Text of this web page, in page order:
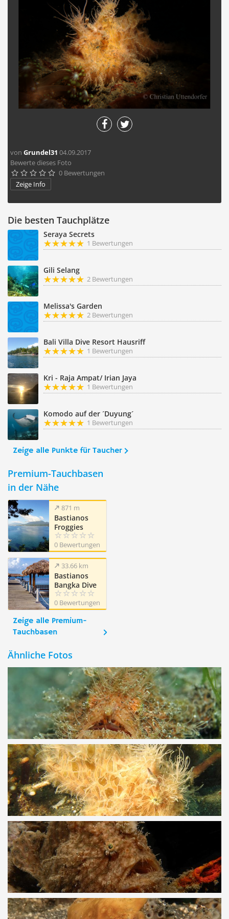
von Grundel31 04.09.2017
Bewerte dieses Foto
     0 Bewertungen
Zeige Info
Die besten Tauchplätze
Seraya Secrets
1 Bewertungen
Gili Selang
2 Bewertungen
Melissa's Garden
2 Bewertungen
Bali Villa Dive Resort Hausriff
1 Bewertungen
Kri - Raja Ampat/ Irian Jaya
1 Bewertungen
Komodo auf der ´Duyung´
1 Bewertungen
Zeige alle Punkte für Taucher
Premium-Tauchbasen
in der Nähe
871 m
Bastianos
Froggies
Lembeh Dive
Resort
0 Bewertungen
33.66 km
Bastianos
Bangka Dive
Resort
0 Bewertungen
Zeige alle Premium-
Tauchbasen
Ähnliche Fotos